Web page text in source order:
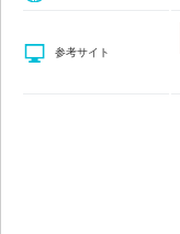
参考サイト